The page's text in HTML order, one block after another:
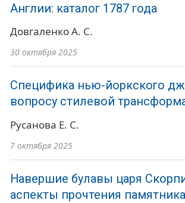
Англии: каталог 1787 года
Довгаленко А. С.
30 октября 2025
Специфика нью-йоркского
вопросу стилевой
Русанова Е. С.
7 октября 2025
Навершие булавы царя
аспекты прочтения памятника